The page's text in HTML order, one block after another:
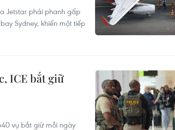
Jetstar phải phanh gấp
Sydney, khiến một tiếp
ICE bắt giữ
vụ bắt giữ mỗi ngày